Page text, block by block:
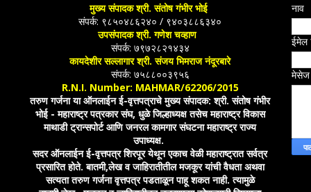
मुख्य संपादक श्री. संतोष गंभीर भोई
संपर्क: ९८५०४८६२४० / ९४०३८८६३४०
उपसंपादक श्री. गणेश चव्हाण
संपर्क: ७९७२८२१४३४
कायदेशीर सल्लागार श्री. संजय भिमराज नंदूरबारे
संपर्क: ७५८८००३९५६
R.N.I. Number: MAHMAR/62206/2015
तरुण गर्जना या ऑनलाईन ई-वृत्तपत्राचे मुख्य संपादक: श्री. संतोष गंभीर
भोई - महाराष्ट्र पत्रकार संघ, धुळे जिल्हाध्यक्ष तसेच महाराष्ट्र विकास
माथाडी ट्रान्सपोर्ट आणि जनरल कामगार संघटना महाराष्ट्र राज्य
उपाध्यक्ष.
सदर ऑनलाईन ई-वृत्तपत्र शिरपूर येथून एकाच वेळी महाराष्ट्रात सर्वत्र
प्रसारित होते. बातमी,लेख व जाहिरातीतील मजकूर यांची वैधता अथवा
सत्यता तरुण गर्जना वृत्तपत्र पडताळून पाहू शकत नाही. त्यामुळे
नाव
ईमेल
मेसेज